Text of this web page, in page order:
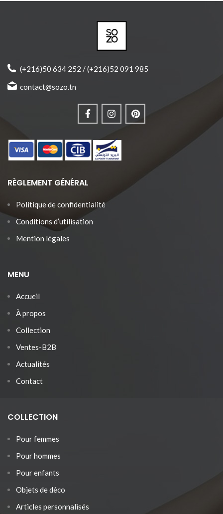
tailles.
sécurité car il vit sous l'eau et est
fréquemment utilisé comme
♥ Matières anti-allergiques et
exclusivement par Sozo.
♥ Produit joliment emballé et prêt
à offrir. ♥ Fabrication 100%
(+216)50 634 252 / (+216)52 091 985
contact@sozo.tn
RÈGLEMENT GÉNÉRAL
Politique de confidentialité
Conditions d’utilisation
Mention légales
MENU
Accueil
À propos
Collection
Ventes-B2B
Actualités
Contact
COLLECTION
Pour femmes
Pour hommes
Pour enfants
Objets de déco
Articles personnalisés